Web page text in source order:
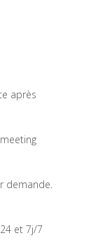
après
demande.
et 7j/7